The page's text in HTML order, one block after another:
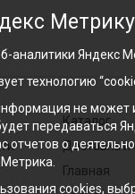
Каталог
Доставка и
Главная
Метрику
аналитики
технологию
не может
передаваться
отчетов о
cookies,